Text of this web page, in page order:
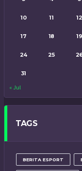
10 11 12
17 18 19
24 25
31
« Jul
TAGS
BERITA ESPORT